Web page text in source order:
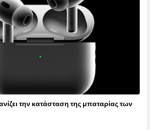
την κατάσταση της μπαταρίας των